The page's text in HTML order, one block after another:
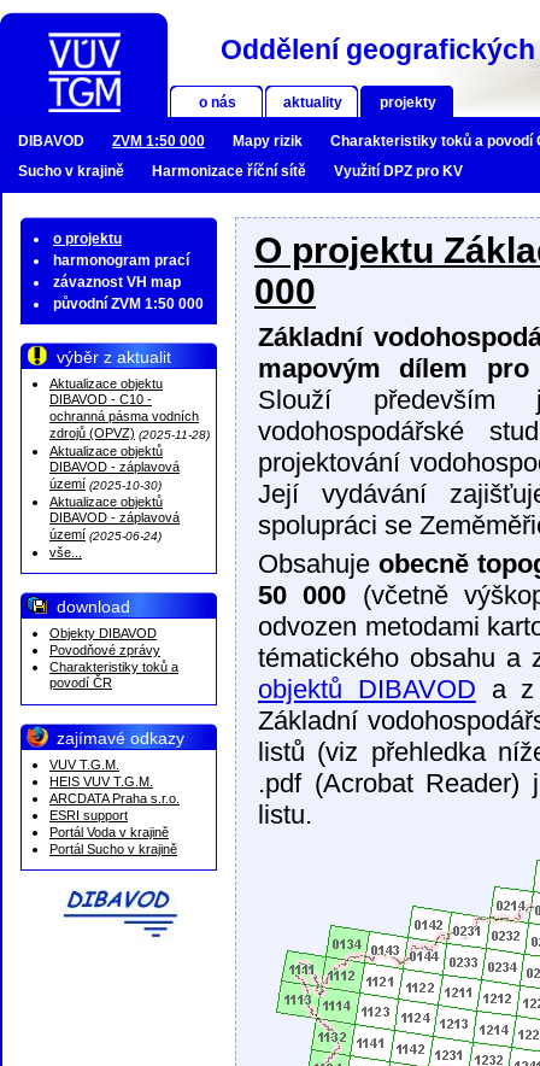
Oddělení
o nás aktuality projekty
DIBAVOD ZVM 1:50 000 Mapy rizik
Charakteristiky toků a povodí
Sucho v krajině
Harmonizace říční sítě Využití DPZ pro KV
o projektu
harmonogram prací
závaznost VH map
původní ZVM 1:50 000
výběr z aktualit
Aktualizace objektu
DIBAVOD - C10 -
ochranná pásma vodních
zdrojů (OPVZ) (2025-11-28)
Aktualizace objektů
DIBAVOD - záplavová
území (2025-10-30)
Aktualizace objektů
DIBAVOD - záplavová
území (2025-06-24)
vše...
download
Objekty DIBAVOD
Povodňové zprávy
Charakteristiky toků a
povodí ČR
zajímavé odkazy
VUV T.G.M.
HEIS VUV T.G.M.
ARCDATA Praha s.r.o.
ESRI support
Portál Voda v krajině
Portál Sucho v krajině
O projektu
000
Základní
mapovým dílem
Slouží
vodohospodářské
projektování
Její vydávání
spolupráci se
Obsahuje obecně
50 000 (včetně
odvozen metodami
tématického obsahu a
objektů DIBAVOD a z
Základní
listů (viz přehledka
.pdf (Acrobat
listu.